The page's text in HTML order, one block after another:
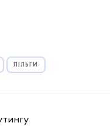
ПІЛЬГИ